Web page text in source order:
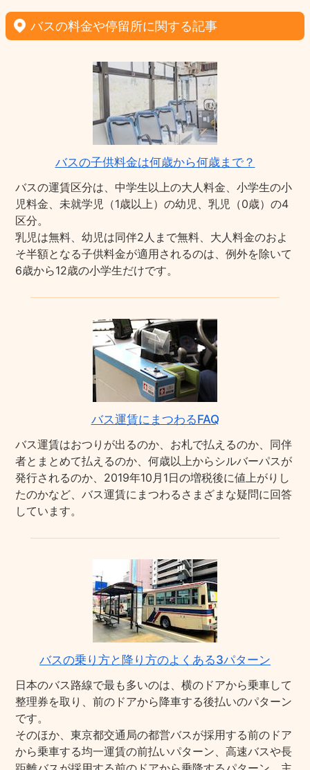
バスの料金や停留所に関する記事
バスの子供料金は何歳から何歳まで？
バスの運賃区分は、中学生以上の大人料金、小学生の小
児料金、未就学児（1歳以上）の幼児、乳児（0歳）の4
区分。
乳児は無料、幼児は同伴2人まで無料、大人料金のおよ
そ半額となる子供料金が適用されるのは、例外を除いて
6歳から12歳の小学生だけです。
バス運賃にまつわるFAQ
バス運賃はおつりが出るのか、お札で払えるのか、同伴
者とまとめて払えるのか、何歳以上からシルバーパスが
発行されるのか、2019年10月1日の増税後に値上がりし
たのかなど、バス運賃にまつわるさまざまな疑問に回答
しています。
バスの乗り方と降り方のよくある3パターン
日本のバス路線で最も多いのは、横のドアから乗車して
整理券を取り、前のドアから降車する後払いのパターン
です。
そのほか、東京都交通局の都営バスが採用する前のドア
から乗車する均一運賃の前払いパターン、高速バスや長